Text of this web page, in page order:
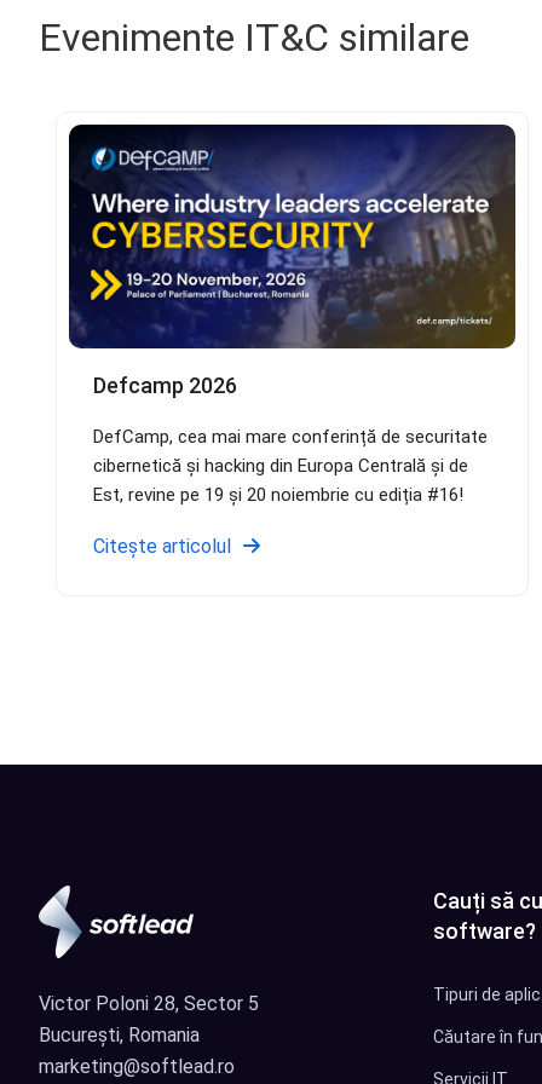
Evenimente IT&C similare
Defcamp 2026
DefCamp, cea mai mare conferință de securitate
cibernetică și hacking din Europa Centrală și de
Est, revine pe 19 și 20 noiembrie cu ediția #16!
Citește articolul
Victor Poloni 28, Sector 5
București, Romania
marketing@softlead.ro
Cauți să
software?
Tipuri de
Căutare în
Servicii IT